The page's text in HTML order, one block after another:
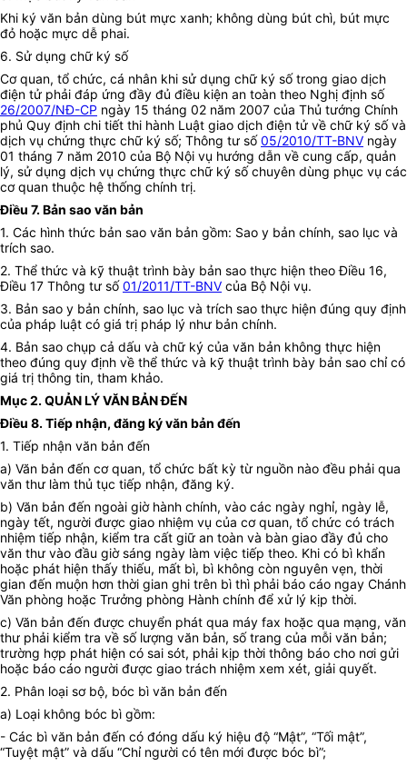
Khi ký văn bản dùng bút mực xanh; không dùng bút chì, bút mực
đỏ hoặc mực dễ phai.
6. Sử dụng chữ ký số
Cơ quan, tổ chức, cá nhân khi sử dụng chữ ký số trong giao dịch
điện tử phải đáp ứng đầy đủ điều kiện an toàn theo Nghị định số
26/2007/NĐ-CP ngày 15 tháng 02 năm 2007 của Thủ tướng Chính
phủ Quy định chi tiết thi hành Luật giao dịch điện tử về chữ ký số và
dịch vụ chứng thực chữ ký số; Thông tư số05/2010/TT-BNV ngày
01 tháng 7 năm 2010 của Bộ Nội vụ hướng dẫn về cung cấp, quản
lý, sử dụng dịch vụ chứng thực chữ ký số chuyên dùng phục vụ các
cơ quan thuộc hệ thống chính trị.
Điều 7. Bản sao văn bản
1. Các hình thức bản sao văn bản gồm: Sao y bản chính, sao lục và
trích sao.
2. Thể thức và kỹ thuật trình bày bản sao thực hiện theo Điều 16,
Điều 17 Thông tư số01/2011/TT-BNV của Bộ Nội vụ.
3. Bản sao y bản chính, sao lục và trích sao thực hiện đúng quy định
của pháp luật có giá trị pháp lý như bản chính.
4. Bản sao chụp cả dấu và chữ ký của văn bản không thực hiện
theo đúng quy định về thể thức và kỹ thuật trình bày bản sao chỉ có
giá trị thông tin, tham khảo.
Mục 2. QUẢN LÝ VĂN BẢN ĐẾN
Điều 8. Tiếp nhận, đăng ký văn bản đến
1. Tiếp nhận văn bản đến
a) Văn bản đến cơ quan, tổ chức bất kỳ từ nguồn nào đều phải qua
văn thư làm thủ tục tiếp nhận, đăng ký.
b) Văn bản đến ngoài giờ hành chính, vào các ngày nghỉ, ngày lễ,
ngày tết, người được giao nhiệm vụ của cơ quan, tổ chức có trách
nhiệm tiếp nhận, kiểm tra cất giữ an toàn và bàn giao đầy đủ cho
văn thư vào đầu giờ sáng ngày làm việc tiếp theo. Khi có bì khẩn
hoặc phát hiện thấy thiếu, mất bì, bì không còn nguyên vẹn, thời
gian đến muộn hơn thời gian ghi trên bì thì phải báo cáo ngay Chánh
Văn phòng hoặc Trưởng phòng Hành chính để xử lý kịp thời.
c) Văn bản đến được chuyển phát qua máy fax hoặc qua mạng, văn
thư phải kiểm tra về số lượng văn bản, số trang của mỗi văn bản;
trường hợp phát hiện có sai sót, phải kịp thời thông báo cho nơi gửi
hoặc báo cáo người được giao trách nhiệm xem xét, giải quyết.
2. Phân loại sơ bộ, bóc bì văn bản đến
a) Loại không bóc bì gồm:
- Các bì văn bản đến có đóng dấu ký hiệu độ “Mật”, “Tối mật”,
“Tuyệt mật” và dấu “Chỉ người có tên mới được bóc bì”;